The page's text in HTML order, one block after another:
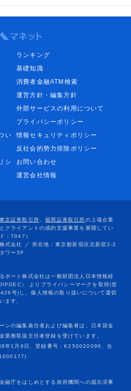
ランキング
基礎知識
消費者金融ATM検索
運営方針・編集方針
外部サービスの利用について
プライバシーポリシー
い
情報セキュリティポリシー
反社会的勢力排除ポリシー
シ
お問い合わせ
運営会社情報
ンの編集責任者および編集者は、日本貸金
業務取扱主任者登録を受けています。
8年1月9日、登録番号：K250020096、合
融庁をはじめとする政府機関への届出済事